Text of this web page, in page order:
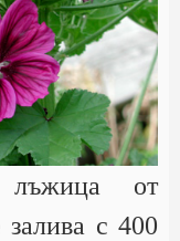
от
залива с 400